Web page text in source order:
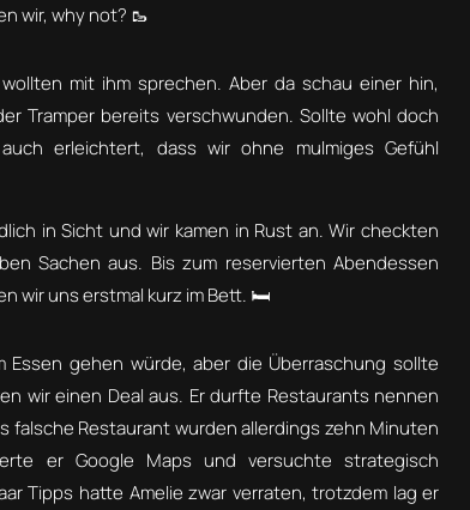
wir, why not? 🥾
mit ihm sprechen. Aber da schau einer hin,
Tramper bereits verschwunden. Sollte wohl doch
erleichtert, dass wir ohne mulmiges Gefühl
in Sicht und wir kamen in Rust an. Wir checkten
Sachen aus. Bis zum reservierten Abendessen
wir uns erstmal kurz im Bett. 🛏️
gehen würde, aber die Überraschung sollte
wir einen Deal aus. Er durfte Restaurants nennen
falsche Restaurant wurden allerdings zehn Minuten
er Google Maps und versuchte strategisch
Tipps hatte Amelie zwar verraten, trotzdem lag er